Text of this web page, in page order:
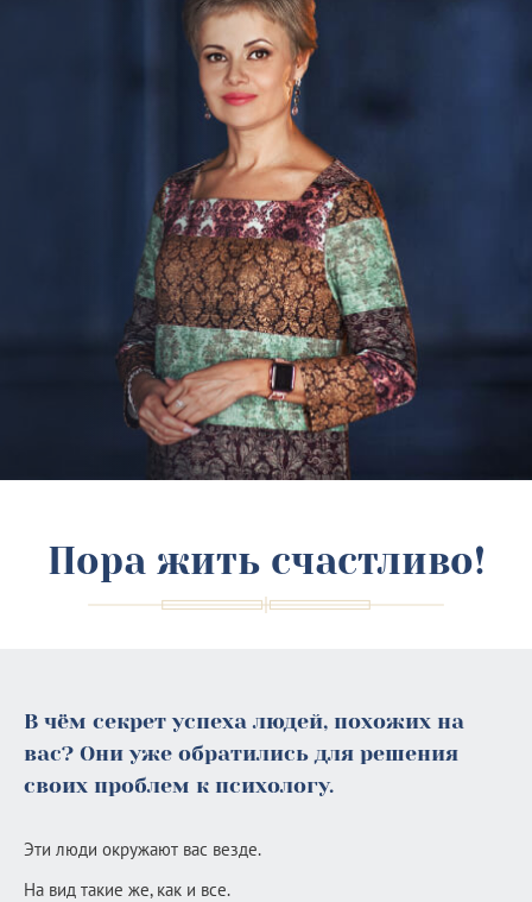
Пора жить счастливо!
В чём секрет успеха людей, похожих на
вас? Они уже обратились для решения
своих проблем к психологу.
Эти люди окружают вас везде.
На вид такие же, как и все.